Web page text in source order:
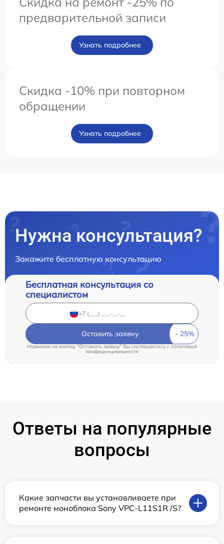
предварительной записи
Узнать подробнее
Скидка -10% при повторном
обращении
Узнать подробнее
Нужна консультация?
Закажите бесплатную консультацию
Бесплатная консультация со
специалистом
Оставить заявку
Нажимая на кнопку "Оставить заявку" Вы соглашаетесь c политикой
конфиденциальности
Ответы на популярные
вопросы
Какие запчасти вы устанавливаете при
ремонте моноблока Sony VPC-L11S1R /S?